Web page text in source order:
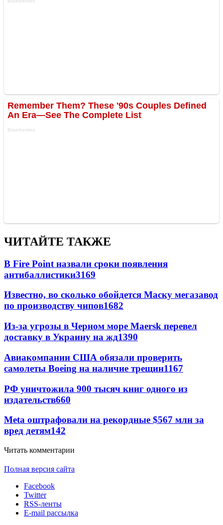
ЧИТАЙТЕ ТАКЖЕ
В Fire Point назвали сроки появления
антибаллистики3169
Известно, во сколько обойдется Маску мегазавод
по производству чипов1682
Из-за угрозы в Черном море Maersk перевел
доставку в Украину на жд1390
Авиакомпании США обязали проверить
самолеты Boeing на наличие трещин1167
РФ уничтожила 900 тысяч книг одного из
издательств660
Meta оштрафовали на рекордные $567 млн за
вред детям142
Читать комментарии
Полная версия сайта
Facebook
Twitter
RSS-ленты
E-mail рассылка